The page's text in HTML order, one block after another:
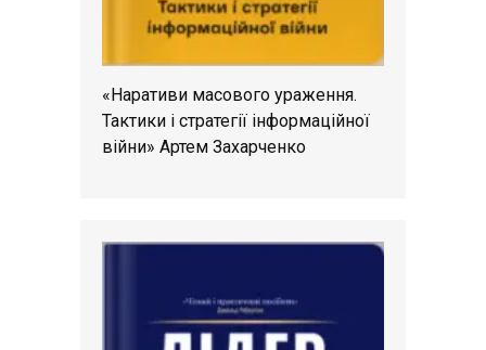
«Наративи масового ураження.
Тактики і стратегії інформаційної
війни» Артем Захарченко